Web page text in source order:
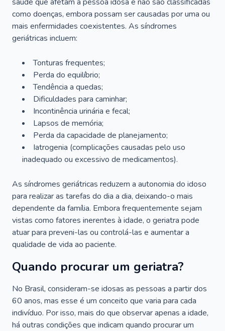
como doenças, embora possam ser causadas por uma ou
mais enfermidades coexistentes. As síndromes
geriátricas incluem:
Tonturas frequentes;
Perda do equilíbrio;
Tendência a quedas;
Dificuldades para caminhar;
Incontinência urinária e fecal;
Lapsos de memória;
Perda da capacidade de planejamento;
Iatrogenia (complicações causadas pelo uso
inadequado ou excessivo de medicamentos).
As síndromes geriátricas reduzem a autonomia do idoso
para realizar as tarefas do dia a dia, deixando-o mais
dependente da família. Embora frequentemente sejam
vistas como fatores inerentes à idade, o geriatra pode
atuar para preveni-las ou controlá-las e aumentar a
qualidade de vida ao paciente.
Quando procurar um geriatra?
No Brasil, consideram-se idosas as pessoas a partir dos
60 anos, mas esse é um conceito que varia para cada
indivíduo. Por isso, mais do que observar apenas a idade,
há outras condições que indicam quando procurar um